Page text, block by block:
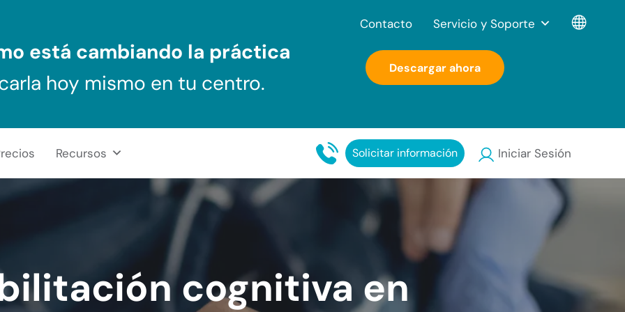
está cambiando la práctica
hoy mismo en tu centro.
Descargar ahora
Recursos Solicitar información Iniciar Sesión
Contacto Servicio y Soporte
cognitiva en